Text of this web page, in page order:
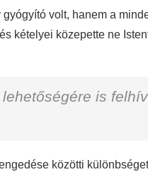
volt, hanem a
kételyei közepette ne
is
közötti